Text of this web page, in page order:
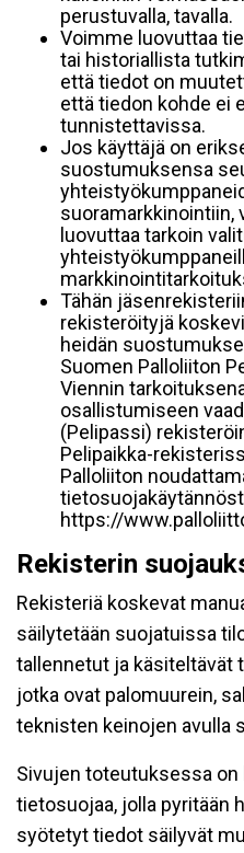
perustuvalla, tavalla.
Voimme luovuttaa
tai historiallista
että tiedot on
että tiedon kohde ei
tunnistettavissa.
Jos käyttäjä on
suostumuksensa
suoramarkkinointiin,
luovuttaa tarkoin
Tähän
rekisteröityjä
heidän
Suomen Palloliiton
Viennin
osallistumiseen
(Pelipassi)
Pelipaikka-
Palloliiton
https://
Rekisterin
Rekisteriä koskevat
säilytetään suojatuissa
tallennetut ja käsiteltävät
jotka ovat palomuurein,
teknisten keinojen avulla
Sivujen toteutuksessa
tietosuojaa, jolla pyritään
syötetyt tiedot säilyvät